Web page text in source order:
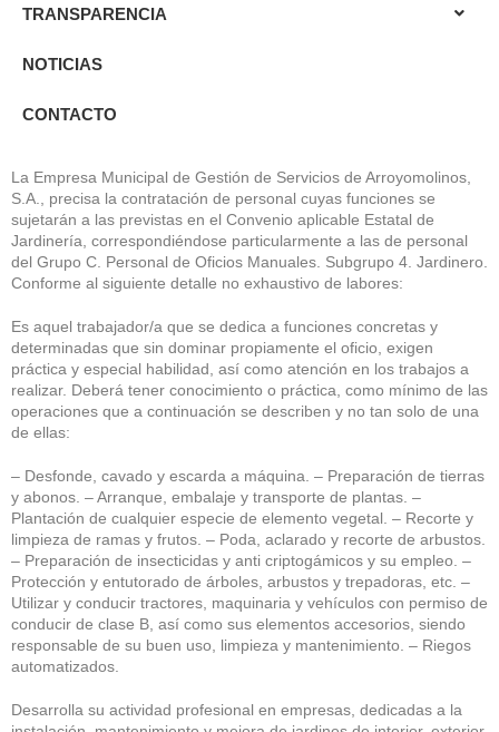
TRANSPARENCIA
NOTICIAS
CONTACTO
La Empresa Municipal de Gestión de Servicios de Arroyomolinos,
S.A., precisa la contratación de personal cuyas funciones se
sujetarán a las previstas en el Convenio aplicable Estatal de
Jardinería, correspondiéndose particularmente a las de personal
del Grupo C. Personal de Oficios Manuales. Subgrupo 4. Jardinero.
Conforme al siguiente detalle no exhaustivo de labores:
Es aquel trabajador/a que se dedica a funciones concretas y
determinadas que sin dominar propiamente el oficio, exigen
práctica y especial habilidad, así como atención en los trabajos a
realizar. Deberá tener conocimiento o práctica, como mínimo de las
operaciones que a continuación se describen y no tan solo de una
de ellas:
– Desfonde, cavado y escarda a máquina. – Preparación de tierras
y abonos. – Arranque, embalaje y transporte de plantas. –
Plantación de cualquier especie de elemento vegetal. – Recorte y
limpieza de ramas y frutos. – Poda, aclarado y recorte de arbustos.
– Preparación de insecticidas y anti criptogámicos y su empleo. –
Protección y entutorado de árboles, arbustos y trepadoras, etc. –
Utilizar y conducir tractores, maquinaria y vehículos con permiso de
conducir de clase B, así como sus elementos accesorios, siendo
responsable de su buen uso, limpieza y mantenimiento. – Riegos
automatizados.
Desarrolla su actividad profesional en empresas, dedicadas a la